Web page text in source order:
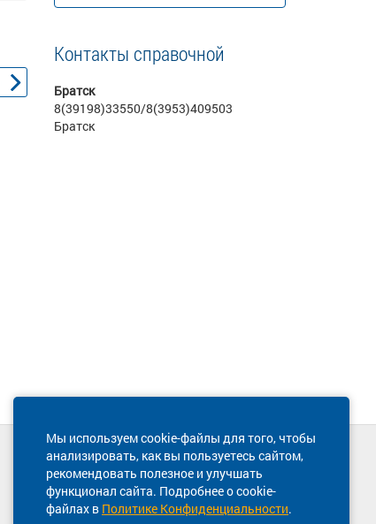
Контакты справочной
Братск
8(39198)33550/8(3953)409503
Братск
Мы используем cookie-файлы для того, чтобы
анализировать, как вы пользуетесь сайтом,
рекомендовать полезное и улучшать
функционал сайта. Подробнее о cookie-
файлах в Политике Конфиденциальности.
Техническая поддержка сайта
8 800 600-03-38